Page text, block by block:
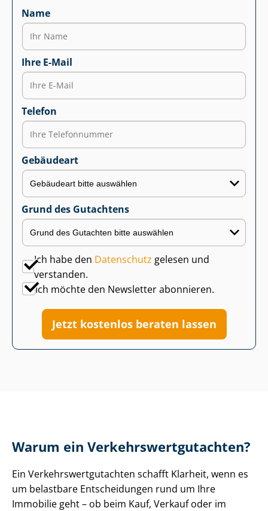
Name
Ihre E-Mail
Telefon
Gebäudeart
Grund des Gutachtens
Ich habe den Datenschutz gelesen und
verstanden.
Ich möchte den Newsletter abonnieren.
Jetzt kostenlos beraten lassen
Warum ein Ver­kehrs­wert­gut­ach­ten?
Ein Ver­kehrs­wert­gut­ach­ten schafft Klarheit, wenn es
um belastbare Entscheidungen rund um Ihre
Immobilie geht – ob beim Kauf, Verkauf oder im